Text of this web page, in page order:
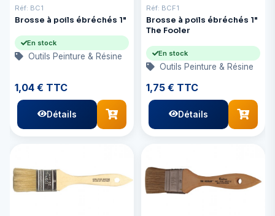
Réf: BC1
Brosse à poils ébréchés 1"
En stock
Outils Peinture & Résine
1,04 € TTC
Détails
Réf: BCF1
Brosse à poils ébréchés 1"
The Fooler
En stock
Outils Peinture & Résine
1,75 € TTC
Détails